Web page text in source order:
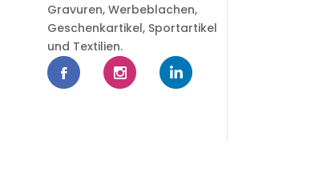
Gravuren, Werbeblachen,
Geschenkartikel, Sportartikel
und Textilien.